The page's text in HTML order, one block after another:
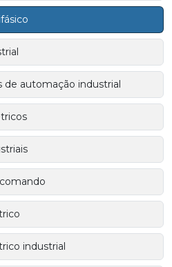
de automação industrial
industrial